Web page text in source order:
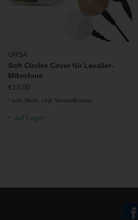
URSA
Soft Circles Cover für Lavalier-
Mikrofone
€13,00
* exkl. MwSt. zzgl. Versandkosten
auf Lager